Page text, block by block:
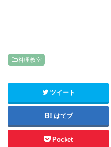
料理教室
ツイート
はてブ
Pocket